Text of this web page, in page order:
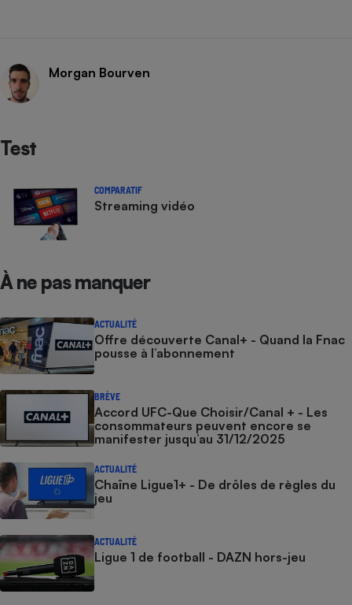
Morgan Bourven
Test
COMPARATIF
Streaming vidéo
À ne pas manquer
ACTUALITÉ
Offre découverte Canal+ - Quand la Fnac
pousse à l’abonnement
BRÈVE
Accord UFC-Que Choisir/Canal + - Les
consommateurs peuvent encore se
manifester jusqu’au 31/12/2025
ACTUALITÉ
Chaîne Ligue1+ - De drôles de règles du
jeu
ACTUALITÉ
Ligue 1 de football - DAZN hors-jeu